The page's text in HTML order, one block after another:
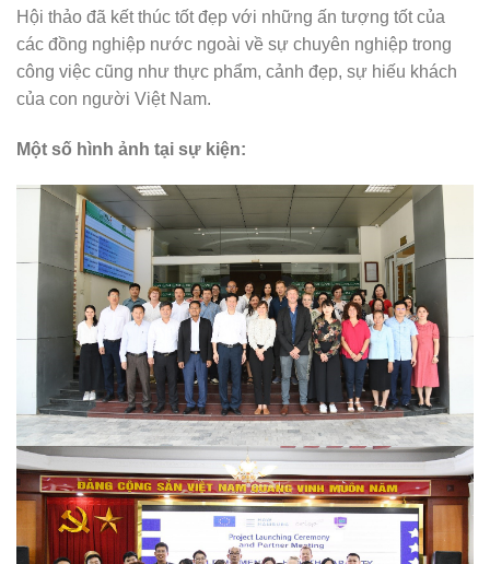
Hội thảo đã kết thúc tốt đẹp với những ấn tượng tốt của
các đồng nghiệp nước ngoài về sự chuyên nghiệp trong
công việc cũng như thực phẩm, cảnh đẹp, sự hiếu khách
của con người Việt Nam.
Một số hình ảnh tại sự kiện: